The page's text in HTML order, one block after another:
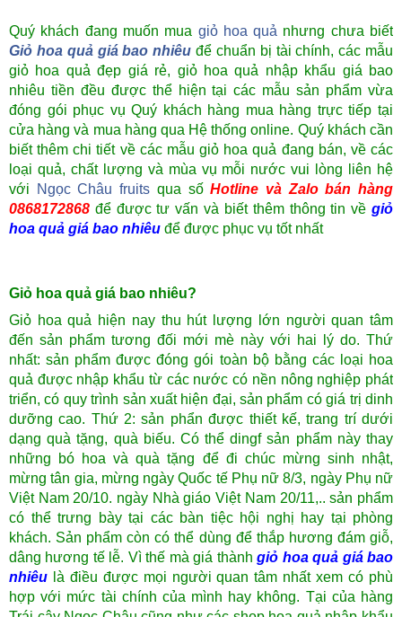
Quý khách đang muốn mua giỏ hoa quả nhưng chưa biết
Giỏ hoa quả giá bao nhiêu để chuẩn bị tài chính, các mẫu
giỏ hoa quả đẹp giá rẻ, giỏ hoa quả nhập khẩu giá bao
nhiêu tiền đều được thể hiện tại các mẫu sản phẩm vừa
đóng gói phục vụ Quý khách hàng mua hàng trực tiếp tại
cửa hàng và mua hàng qua Hệ thống online. Quý khách cần
biết thêm chi tiết về các mẫu giỏ hoa quả đang bán, về các
loại quả, chất lượng và mùa vụ mỗi nước vui lòng liên hệ
với
Ngọc Châu fruits qua sốHotline và Zalo bán hàng
0868172868 để được tư vấn và biết thêm thông tin về giỏ
hoa quả giá bao nhiêu để được phục vụ tốt nhất
Giỏ hoa quả giá bao nhiêu?
Giỏ hoa quả hiện nay thu hút lượng lớn người quan tâm
đến sản phẩm tương đối mới mè này với hai lý do. Thứ
nhất: sản phẩm được đóng gói toàn bộ bằng các loại hoa
quả được nhập khẩu từ các nước có nền nông nghiệp phát
triển, có quy trình sản xuất hiện đại, sản phẩm có giá trị dinh
dưỡng cao. Thứ 2: sản phẩn được thiết kế, trang trí dưới
dạng quà tặng, quà biếu. Có thể dingf sản phẩm này thay
những bó hoa và quà tặng để đi chúc mừng sinh nhật,
mừng tân gia, mừng ngày Quốc tế Phụ nữ 8/3, ngày Phụ nữ
Việt Nam 20/10. ngày Nhà giáo Việt Nam 20/11,.. sản phẩm
có thể trưng bày tại các bàn tiệc hội nghị hay tại phòng
khách. Sản phẩm còn có thể dùng để thắp hương đám giỗ,
dâng hương tế lễ. Vì thế mà giá thànhgiỏ hoa quả giá bao
nhiêu là điều được mọi người quan tâm nhất xem có phù
hợp với mức tài chính của mình hay không. Tại của hàng